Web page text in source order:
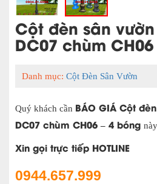
Cột đèn sân
DC07 chùm
Danh mục: Cột Đèn Sân Vườn
Quý khách cần BÁO GIÁ Cột
DC07 chùm CH06 – 4 bóng này
Xin gọi trực tiếp HOTLINE
0944.657.999